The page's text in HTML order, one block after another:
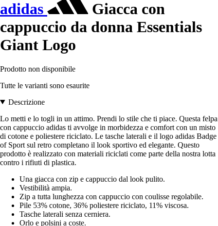
adidas
Giacca con
cappuccio da donna Essentials
Giant Logo
Prodotto non disponibile
Tutte le varianti sono esaurite
Descrizione
Lo metti e lo togli in un attimo. Prendi lo stile che ti piace. Questa felpa
con cappuccio adidas ti avvolge in morbidezza e comfort con un misto
di cotone e poliestere riciclato. Le tasche laterali e il logo adidas Badge
of Sport sul retro completano il look sportivo ed elegante. Questo
prodotto è realizzato con materiali riciclati come parte della nostra lotta
contro i rifiuti di plastica.
Una giacca con zip e cappuccio dal look pulito.
Vestibilità ampia.
Zip a tutta lunghezza con cappuccio con coulisse regolabile.
Pile 53% cotone, 36% poliestere riciclato, 11% viscosa.
Tasche laterali senza cerniera.
Orlo e polsini a coste.